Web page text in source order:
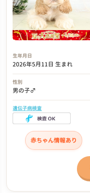
生年月日
2026年5月11日 生まれ
性別
男の子♂
遺伝子病検査
赤ちゃん情報あり